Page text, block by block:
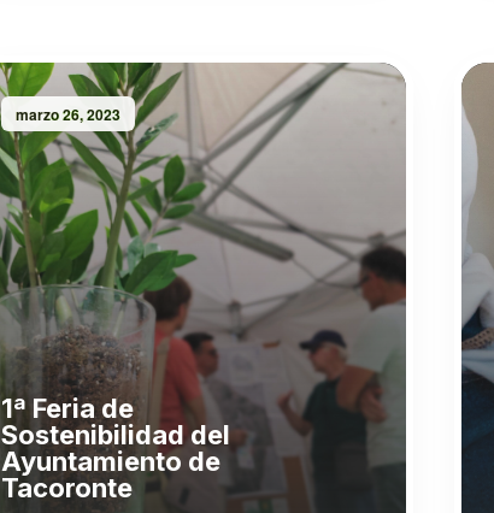
marzo 26, 2023
1ª Feria de
Sostenibilidad del
Ayuntamiento de
Tacoronte